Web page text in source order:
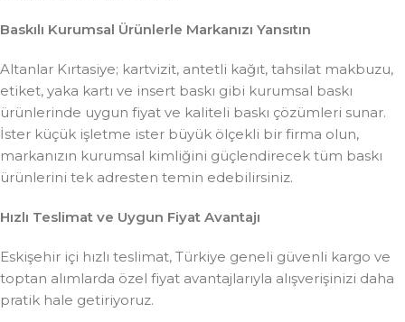
Baskılı Kurumsal Ürünlerle Markanızı Yansıtın
Altanlar Kırtasiye; kartvizit, antetli kağıt, tahsilat makbuzu,
etiket, yaka kartı ve insert baskı gibi kurumsal baskı
ürünlerinde uygun fiyat ve kaliteli baskı çözümleri sunar.
İster küçük işletme ister büyük ölçekli bir firma olun,
markanızın kurumsal kimliğini güçlendirecek tüm baskı
ürünlerini tek adresten temin edebilirsiniz.
Hızlı Teslimat ve Uygun Fiyat Avantajı
Eskişehir içi hızlı teslimat, Türkiye geneli güvenli kargo ve
toptan alımlarda özel fiyat avantajlarıyla alışverişinizi daha
pratik hale getiriyoruz.